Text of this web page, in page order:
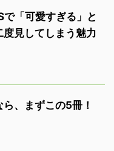
「可愛すぎる」と
見してしまう魅力
、まずこの5冊！